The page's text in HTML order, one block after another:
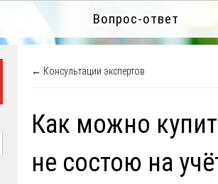
Вопрос-ответ
← Консультации экспертов
Как можно
не состою на